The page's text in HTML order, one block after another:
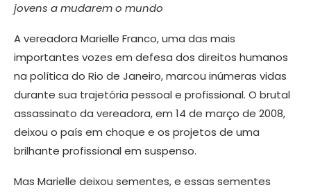
jovens a mudarem o mundo
A vereadora Marielle Franco, uma das mais
importantes vozes em defesa dos direitos humanos
na política do Rio de Janeiro, marcou inúmeras vidas
durante sua trajetória pessoal e profissional. O brutal
assassinato da vereadora, em 14 de março de 2008,
deixou o país em choque e os projetos de uma
brilhante profissional em suspenso.
Mas Marielle deixou sementes, e essas sementes